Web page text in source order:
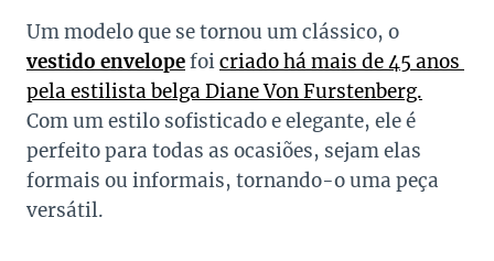
Um modelo que se tornou um clássico, o
vestido envelopefoicriado há mais de 45 anos
pela estilista belga Diane Von Furstenberg.
Com um estilo sofisticado e elegante, ele é
perfeito para todas as ocasiões, sejam elas
formais ou informais, tornando-o uma peça
versátil.